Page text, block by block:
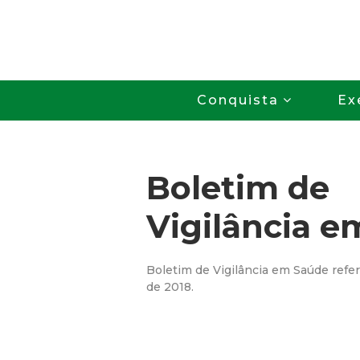
Conquista
Boletim de
Vigilância
Boletim de Vigilância em Saúde
de 2018.